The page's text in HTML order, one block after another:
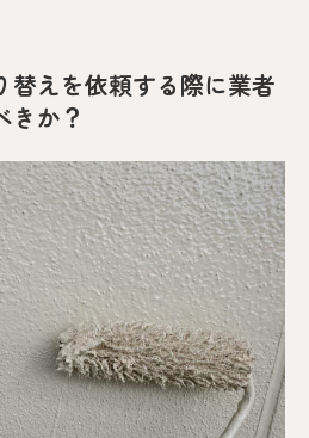
替えを依頼する際に業者
きか？